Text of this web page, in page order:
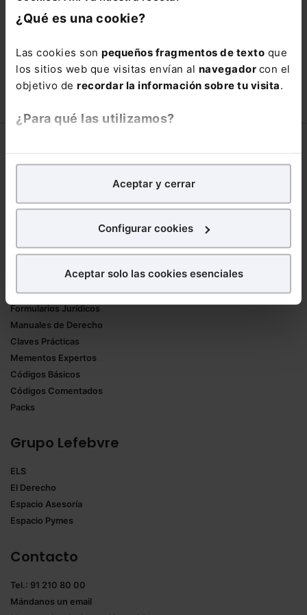
¿Qué es una cookie?
Las cookies son pequeños fragmentos de texto que
los sitios web que visitas envían al navegador con el
objetivo de recordar la información sobre tu visita.
¿Para qué las utilizamos?
analíticospara tratar demejorar tu experienciaen
nuestra página web. También con fines publicitarios,
para poder mostrarte publicidad y contenidos de tu
¿Qué puedes hacer?
experiencia en la web sea óptima
todas las cookies excepto aquellas imprescindibles.
seleccionar solo aquellas que quieras permitir en tu
navegador. Si no seleccionas ninguna utilizaremos
Aceptar y cerrar
Configurar cookies
Aceptar solo las cookies esenciales
está oportunidad y adquiere tu acceso
con un25% de descuento
110,00€ 66,00€
COMPRAR
Trabaja con nosotros
Mementos
Formularios Jurídicos
Manuales de Derecho
Claves Prácticas
Mementos Expertos
Códigos Básicos
Códigos Comentados
Packs
Grupo Lefebvre
ELS
El Derecho
Espacio Asesoría
Espacio Pymes
Contacto
Tel.: 91 210 80 00
Mándanos un email